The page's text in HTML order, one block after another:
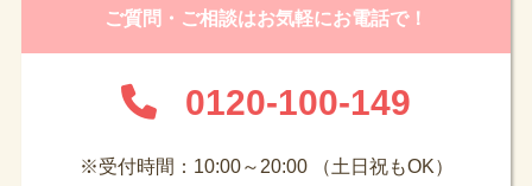
ご質問・ご相談はお気軽にお電話で！
0120-100-149
※受付時間：10:00～20:00 （土日祝もOK）